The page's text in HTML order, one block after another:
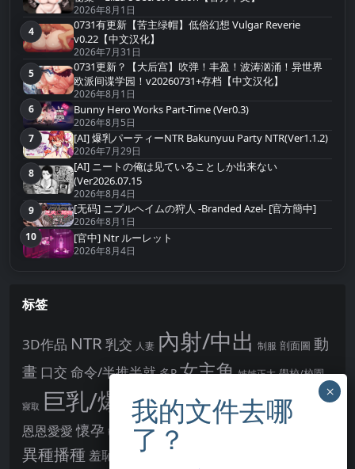
2026年8月1日
第4名
4
0731有更新【苦主绿帽】低俗幻想 Vulgar Reverie
v0.22【中文汉化】
2026年7月31日
第5名
5
0731更新？【大后宫】吹弹！丰盈！波涛汹涌！异世界
欧派间谍学园！v20260731+存档【中文汉化】
2026年8月1日
第6名
6 Bunny Hero Works Part-Time (Ver0.3)
2026年8月5日
第7名
7 [AI] 爆乳パーティーNTR Bakunyuu Party NTR(Ver1.1.2)
2026年7月29日
第8名
8
[AI] ニートの俺は见ていることしか出来ない
(Ver2026.07.15
2026年8月4日
第9名
9 [无码] ニプルヘイムの狩人 -Branded Azel- [官方簡中]
2026年8月1日
第10名
10 [官中] Ntr ルーレット
2026年8月4日
标签
3D作品 NTR乳交 人妻 內射/中出 制服 剖面圖 動
畫 口交 命令/半推半就 多P 女主角 姊姊正太 學校/校園
寢取 巨乳/爆乳幻想 強制你播種 強制播種
恩恩愛愛 懷孕 戰鬥H 拘束 教育 男主角
異種播種 羞恥/恥辱 羞辱